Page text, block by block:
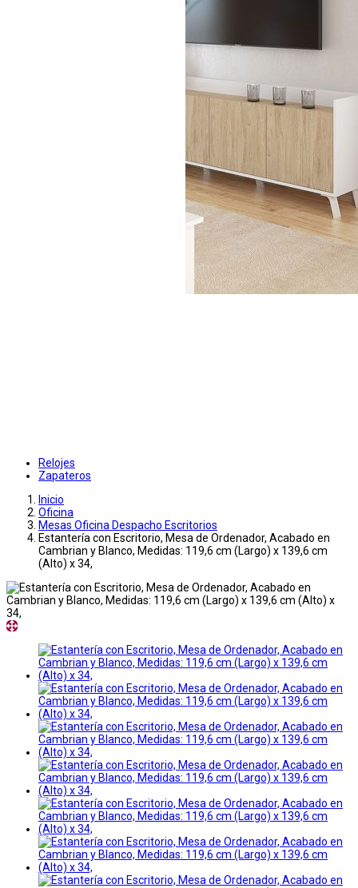
Relojes
Zapateros
Inicio
Oficina
Mesas Oficina Despacho Escritorios
Estantería con Escritorio, Mesa de Ordenador, Acabado en
Cambrian y Blanco, Medidas: 119,6 cm (Largo) x 139,6 cm
(Alto) x 34,